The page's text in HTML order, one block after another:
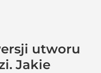
utworu
Jakie